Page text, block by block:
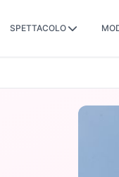
SPETTACOLO